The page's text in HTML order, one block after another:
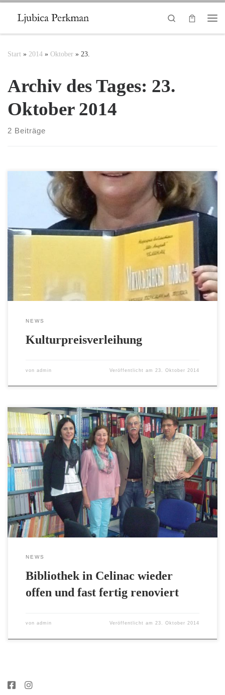
Zum Inhalt springen
Search
Start » 2014 » Oktober » 23.
Archiv des Tages: 23.
Oktober 2014
2 Beiträge
Kulturpreisverleihung an die Schriftstellerin und Malerin „Ljubica
Perkman“ in ihrer Heimatstadt Celinac (Bosnien-Herzegowina)
Die Rodgauer Autorin, Ljubica Perkman, geborene Topić schreibt
seit über 40 Jahren Gedichte und Geschichten in ihrer
Heimatsprache und auf Deutsch. Ihre Werke sind inzwischen in
vielen Sprachen veröffentlich worden. Neben der Literatur gilt ihr
NEWS
Kulturpreisverleihung
von admin Veröffentlicht am 23. Oktober 2014
Mit einer ersten zweisprachigen Lesung vor Schülern und Lehrern
der Haupt- und Realschule im bosnischen Celinac, haben Ljubica
Perkmann und Peter Völker die von der Flut schwer beschädigte
Ivo-Andric-Bibliothek wieder literarisch eingeweiht. Sie waren
einer Einladung der Stadt Celinac und der Leiterin der Bibliothek,
Jelena Ivanković, gefolgt. Beide Schriftsteller lasen […]
NEWS
Bibliothek in Celinac wieder
offen und fast fertig renoviert
von admin Veröffentlicht am23. Oktober 2014